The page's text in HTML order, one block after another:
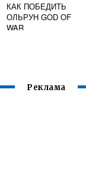
КАК ПОБЕДИТЬ
ОЛЬРУН GOD OF
WAR
Реклама